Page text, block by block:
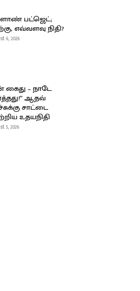
பட்ஜெட்;
எவ்வளவு நிதி?
6, 2026
கைது – நாடே
ஆதவ்
சாட்டை
உதயநிதி
5, 2026